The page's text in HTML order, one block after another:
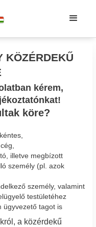
KÖZÉRDEKŰ
kérem,
köre?
illetve megbízott
személy (pl. azok
személy, valamint
testületéhez
ügyvezető tagot is
a közérdekű